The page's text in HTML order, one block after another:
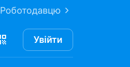
Роботодавцю
Увійти